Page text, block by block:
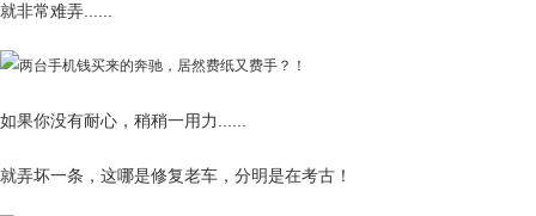
就非常难弄......
如果你没有耐心，稍稍一用力......
就弄坏一条，这哪是修复老车，分明是在考古！